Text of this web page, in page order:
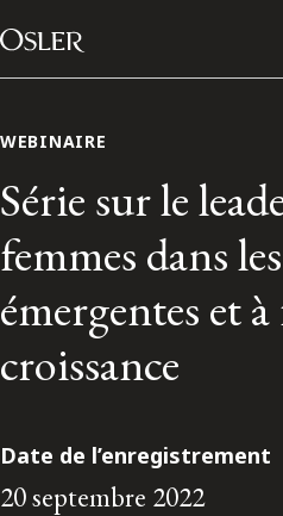
Passer au contenu
Main Navigation
Réseau des anciens d’Osler
Contactez-nous
WEBINAIRE
Série sur le
femmes dans
émergentes et
croissance
Date de l’enregistrement
20 septembre 2022